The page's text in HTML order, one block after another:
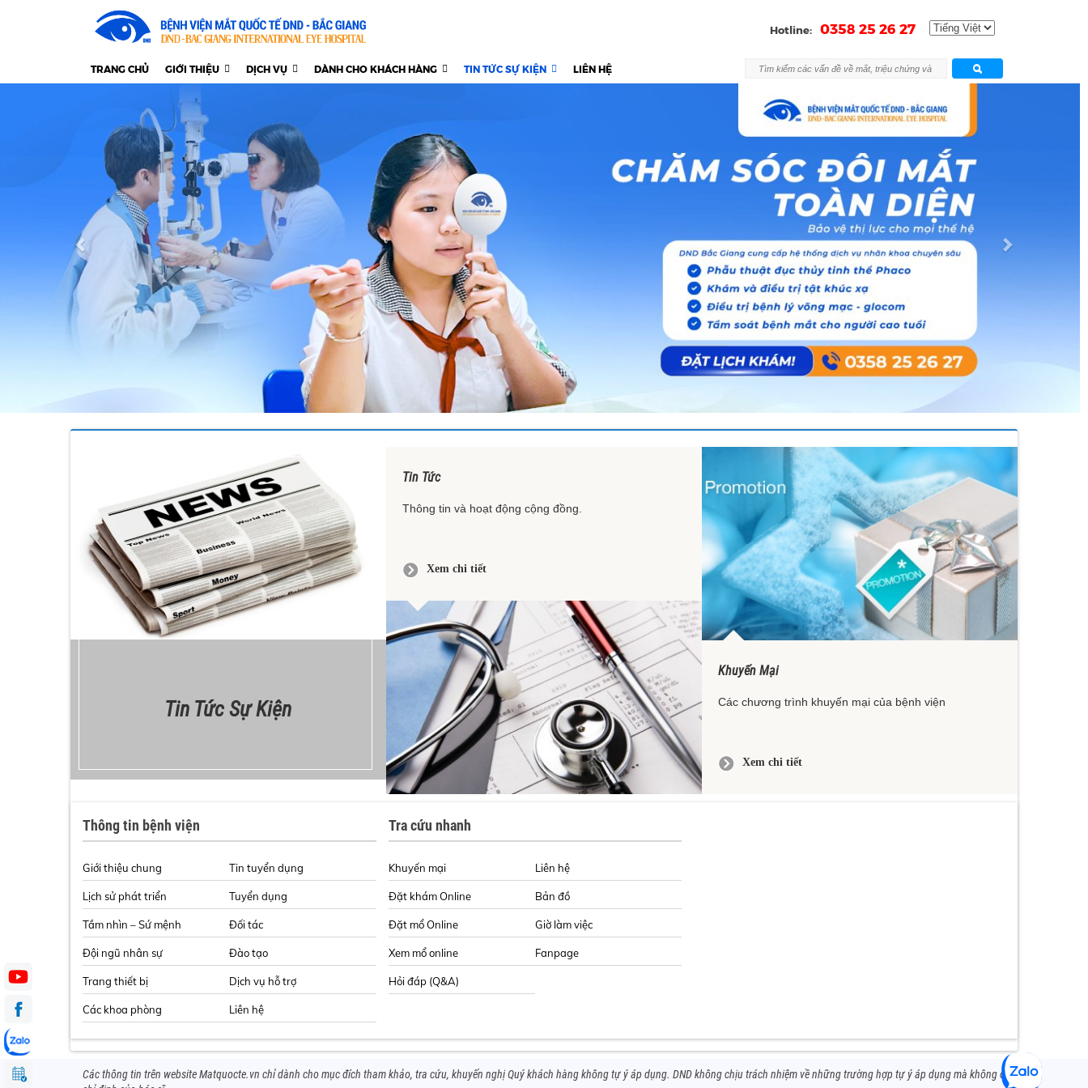
Hotline: 0358 25 26 27
TRANG CHỦ GIỚI THIỆU DỊCH VỤ DÀNH CHO KHÁCH HÀNG TIN TỨC SỰ KIỆN LIÊN HỆ
Tin Tức Sự Kiện
Tin Tức
Thông tin và hoạt động cộng đồng.
Xem chi tiết
Khuyến Mại
Các chương trình khuyến mại của bệnh viện
Xem chi tiết
Thông tin bệnh viện
Giới thiệu chung
Lịch sử phát triển
Tầm nhìn – Sứ mệnh
Đội ngũ nhân sự
Trang thiết bị
Các khoa phòng
Tin tuyển dụng
Tuyển dụng
Đối tác
Đào tạo
Dịch vụ hỗ trợ
Liên hệ
Tra cứu nhanh
Khuyến mại
Đặt khám Online
Đặt mổ Online
Xem mổ online
Hỏi đáp (Q&A)
Liên hệ
Bản đồ
Giờ làm việc
Fanpage
Các thông tin trên website Matquocte.vn chỉ dành cho mục đích tham khảo, tra cứu, khuyến nghị Quý khách hàng không tự ý áp dụng. DND không chịu trách nhiệm về những trường hợp tự ý áp dụng mà không có